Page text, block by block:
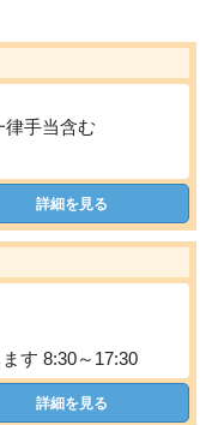
手当含む
詳細を見る
す 8:30～17:30
詳細を見る